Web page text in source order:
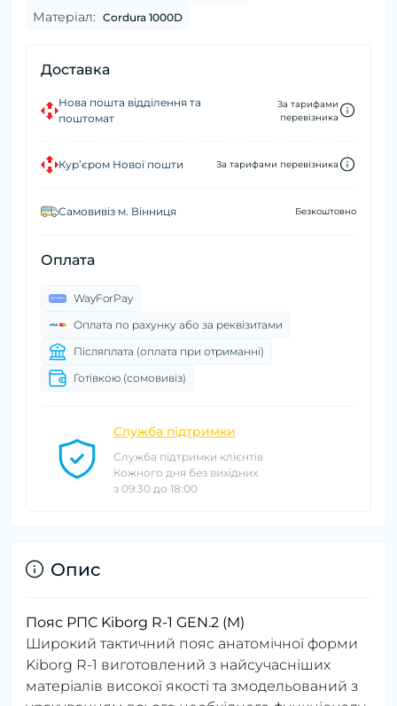
Матеріал: Cordura 1000D
Доставка
Нова пошта відділення та
поштомат
За тарифами
перевізника
Кур’єром Нової пошти За тарифами перевізника
Самовивіз м. Вінниця Безкоштовно
Оплата
WayForPay
Оплата по рахунку або за реквізитами
Післяплата (оплата при отриманні)
Готівкою (сомовивіз)
Служба підтримки
Служба підтримки клієнтів
Кожного дня без вихідних
з 09:30 до 18:00
Опис
Пояс РПС Kiborg R-1 GEN.2 (M)
Широкий тактичний пояс анатомічної форми
Kiborg R-1 виготовлений з найсучасніших
матеріалів високої якості та змодельований з